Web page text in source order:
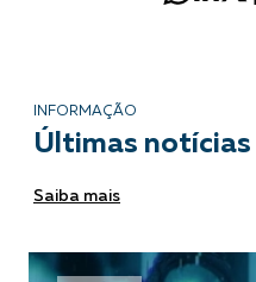
INFORMAÇÃO
Últimas notícias
Saiba mais